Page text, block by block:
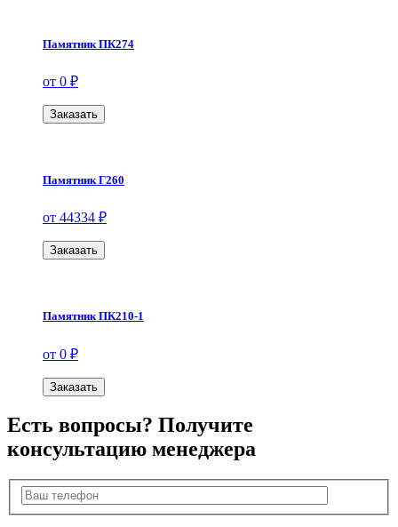
Памятник ПК274
от 0 ₽
Заказать
Памятник Г260
от 44334 ₽
Заказать
Памятник ПК210-1
от 0 ₽
Заказать
Есть вопросы? Получите
консультацию менеджера